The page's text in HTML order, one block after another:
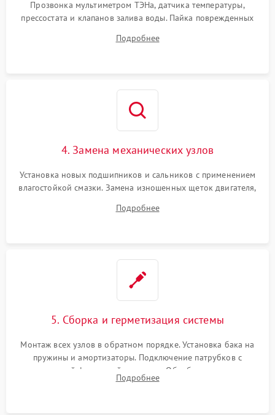
Прозвонка мультиметром ТЭНа, датчика температуры,
прессостата и клапанов залива воды. Пайка поврежденных
Восстановление целостности проводки и контактов.
Подробнее
4. Замена механических узлов
Установка новых подшипников и сальников с применением
влагостойкой смазки. Замена изношенных щеток двигателя,
или поврежденной резиновой манжеты.
Подробнее
5. Сборка и герметизация системы
Монтаж всех узлов в обратном порядке. Установка бака на
пружины и амортизаторы. Подключение патрубков с
надежной фиксацией хомутами. Обработка стыков
герметиком для предотвращения возможных протечек воды.
Подробнее